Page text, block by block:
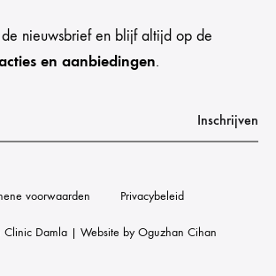
nieuwsbrief en blijf altijd op de
en aanbiedingen.
Damla | Website byOguzhan Cihan
voorwaarden Privacybeleid